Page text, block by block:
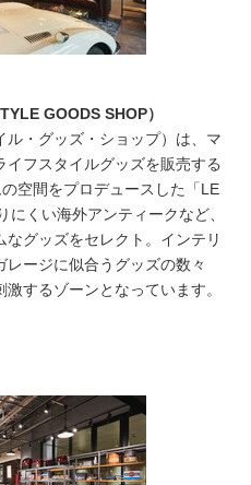
GOODS SHOP）
・グッズ・ショップ）は、マ
フスタイルグッズを販売する
空間をプロデュースした「LE
くい海外アンティークなど、
グッズをセレクト。インテリ
ージに似合うグッズの数々
するゾーンとなっています。